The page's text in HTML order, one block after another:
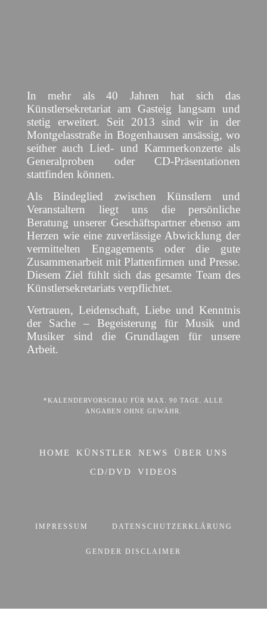
In mehr als 40 Jahren hat sich das
Künstlersekretariat am Gasteig langsam und
stetig erweitert. Seit 2013 sind wir in der
Montgelasstraße in Bogenhausen ansässig, wo
seither auch Lied- und Kammerkonzerte als
Generalproben oder CD-Präsentationen
stattfinden können.
Als Bindeglied zwischen Künstlern und
Veranstaltern liegt uns die persönliche
Beratung unserer Geschäftspartner ebenso am
Herzen wie eine zuverlässige Abwicklung der
vermittelten Engagements oder die gute
Zusammenarbeit mit Plattenfirmen und Presse.
Diesem Ziel fühlt sich das gesamte Team des
Künstlersekretariats verpflichtet.
Vertrauen, Leidenschaft, Liebe und Kenntnis
der Sache – Begeisterung für Musik und
Musiker sind die Grundlagen für unsere
Arbeit.
*KALENDERVORSCHAU FÜR MAX. 90 TAGE. ALLE
ANGABEN OHNE GEWÄHR.
HOME KÜNSTLER NEWS
ÜBER UNS
CD/DVD
VIDEOS
IMPRESSUM DATENSCHUTZERKLÄRUNG
GENDER DISCLAIMER